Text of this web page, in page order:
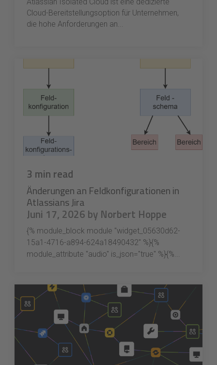
Cloud-Bereitstellungsoption für Unternehmen,
die hohe Anforderungen an...
3 min read
Änderungen an Feldkonfigurationen in
Atlassians Jira
Juni 17, 2026 by Norbert Hoppe
{% module_block module "widget_05630d62-
15a1-4716-a894-624a18490432" %}{%
module_attribute "audio" is_json="true" %}{%...